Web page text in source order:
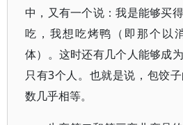
中，又有一个说：我是能够买
吃，我想吃烤鸭（即那个以
体）。这时还有几个人能够成
只有3个人。也就是说，包饺
数几乎相等。